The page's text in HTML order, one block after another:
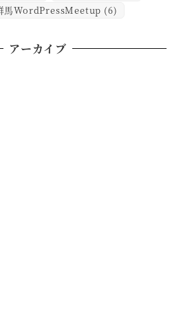
馬WordPressMeetup (6)
アーカイブ